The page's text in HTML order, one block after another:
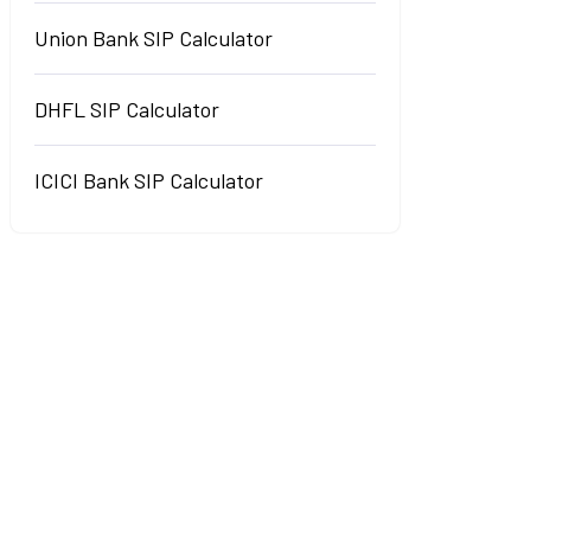
Union Bank SIP Calculator
DHFL SIP Calculator
ICICI Bank SIP Calculator